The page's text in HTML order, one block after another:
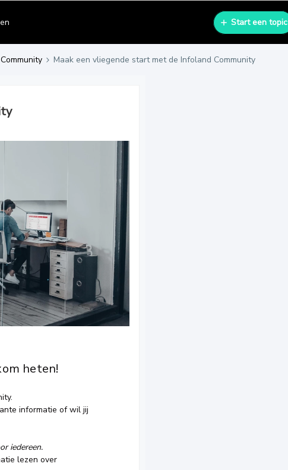
Start een topic
Maak een vliegende start met de Infoland Community
heten!
informatie of wil jij
iedereen.
lezen over